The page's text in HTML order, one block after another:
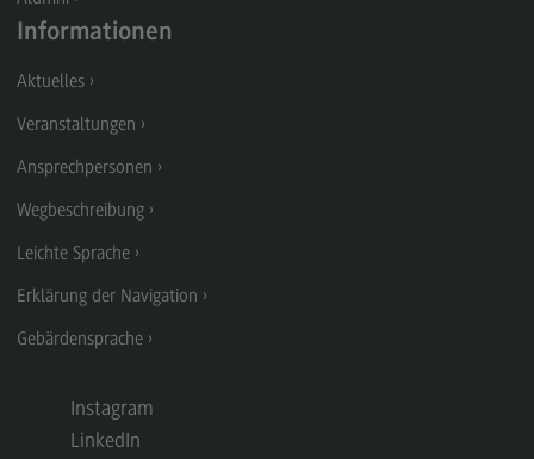
Kontakt
Berufsperspektiven
Kontakt
Informationen
Aktuelles
Veranstaltungen
Ansprechpersonen
Wegbeschreibung
Leichte Sprache
Erklärung der Navigation
Gebärdensprache
Instagram
LinkedIn